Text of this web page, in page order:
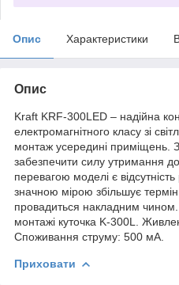
Опис Характеристики
Опис
Kraft KRF-300LED – надійна
електромагнітного класу зі
монтаж усередині приміщень.
забезпечити силу утримання
перевагою моделі є
значною мірою збільшує
провадиться накладним
монтажі куточка K-300L.
Споживання струму: 500 мА.
Приховати